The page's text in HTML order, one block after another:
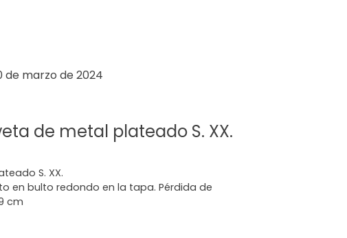
de marzo de 2024
de metal plateado S. XX.
S. XX.
en bulto redondo en la tapa. Pérdida de
cm